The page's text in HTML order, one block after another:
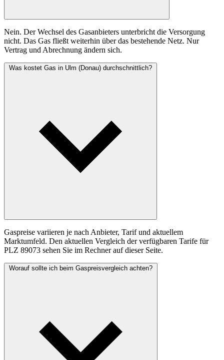
Nein. Der Wechsel des Gasanbieters unterbricht die Versorgung
nicht. Das Gas fließt weiterhin über das bestehende Netz. Nur
Vertrag und Abrechnung ändern sich.
Was kostet Gas in Ulm (Donau) durchschnittlich?
Gaspreise variieren je nach Anbieter, Tarif und aktuellem
Marktumfeld. Den aktuellen Vergleich der verfügbaren Tarife für
PLZ 89073 sehen Sie im Rechner auf dieser Seite.
Worauf sollte ich beim Gaspreisvergleich achten?